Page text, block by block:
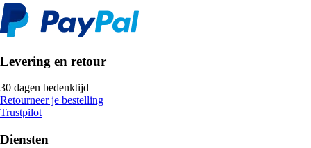
Levering en retour
30 dagen bedenktijd
Retourneer je bestelling
Trustpilot
Diensten